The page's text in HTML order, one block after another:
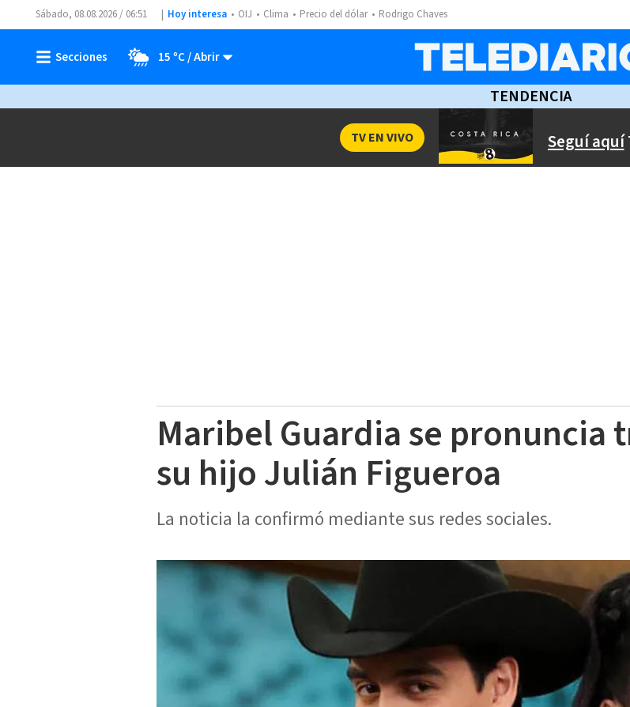
Sábado, 08.08.2026 / 06:51 Hoy interesa OIJ Clima Precio del dólar Rodrigo Chaves
15 ºC
TENDENCIA
Seguí aquí
TV EN VIVO
Maribel Guardia se pronuncia
su hijo Julián Figueroa
La noticia la confirmó mediante sus redes sociales.